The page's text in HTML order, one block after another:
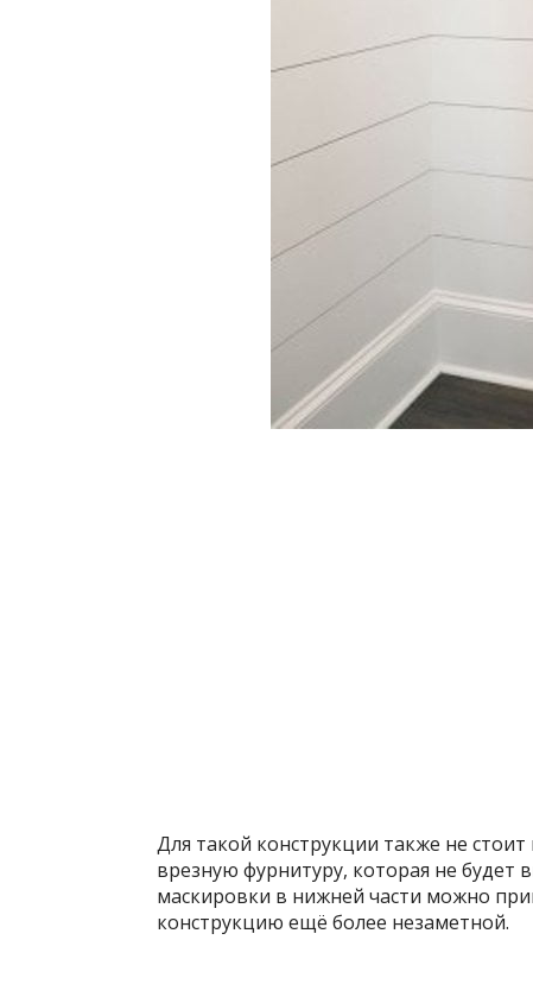
Для такой конструкции также не
врезную фурнитуру, которая не будет
маскировки в нижней части можно
конструкцию ещё более незаметной.